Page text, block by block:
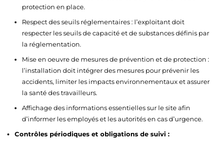
protection en place.
Respect des seuils réglementaires : l’exploitant doit
respecter les seuils de capacité et de substances définis par
la réglementation.
Mise en oeuvre de mesures de prévention et de protection :
l’installation doit intégrer des mesures pour prévenir les
accidents, limiter les impacts environnementaux et assurer
la santé des travailleurs.
Affichage des informations essentielles sur le site afin
d’informer les employés et les autorités en cas d’urgence.
Contrôles périodiques et obligations de suivi :